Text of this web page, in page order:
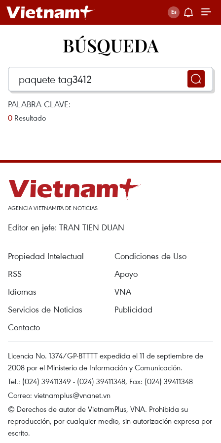
BÚSQUEDA
PALABRA CLAVE:
0 Resultado
AGENCIA VIETNAMITA DE NOTICIAS
Editor en jefe: TRAN TIEN DUAN
Propiedad Intelectual
Condiciones de Uso
RSS
Apoyo
Idiomas
VNA
Servicios de Noticias
Publicidad
Contacto
Licencia No. 1374/GP-BTTTT expedida el 11 de septiembre de
2008 por el Ministerio de Información y Comunicación.
Tel.: (024) 39411349 - (024) 39411348, Fax: (024) 39411348
Correo: vietnamplus@vnanet.vn
© Derechos de autor de VietnamPlus, VNA. Prohibida su
reproducción, por cualquier medio, sin autorización expresa por
escrito.